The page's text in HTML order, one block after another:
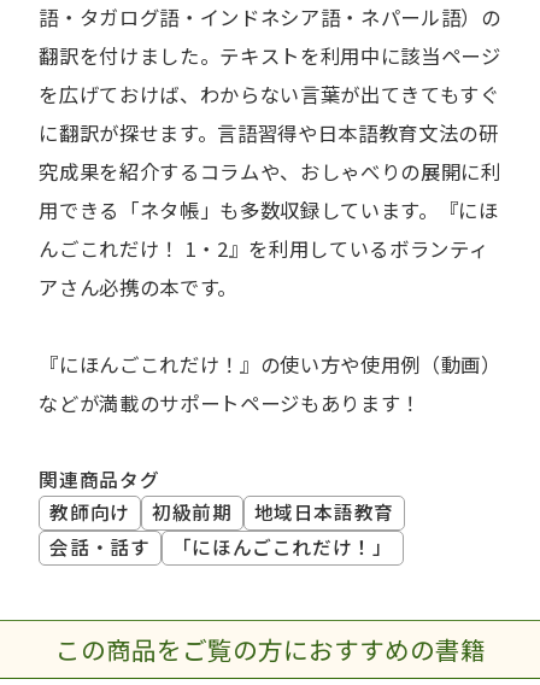
語・タガログ語・インドネシア語・ネパール語）の
翻訳を付けました。テキストを利用中に該当ページ
を広げておけば、わからない言葉が出てきてもすぐ
に翻訳が探せます。言語習得や日本語教育文法の研
究成果を紹介するコラムや、おしゃべりの展開に利
用できる「ネタ帳」も多数収録しています。『にほ
んごこれだけ！ 1・2』を利用しているボランティ
アさん必携の本です。
『にほんごこれだけ！』の使い方や使用例（動画）
などが満載のサポートページもあります！
関連商品タグ
教師向け
初級前期
地域日本語教育
会話・話す
「にほんごこれだけ！」
この商品をご覧の方におすすめの書籍